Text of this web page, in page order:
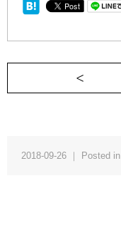
2018-09-26 ｜ Posted in